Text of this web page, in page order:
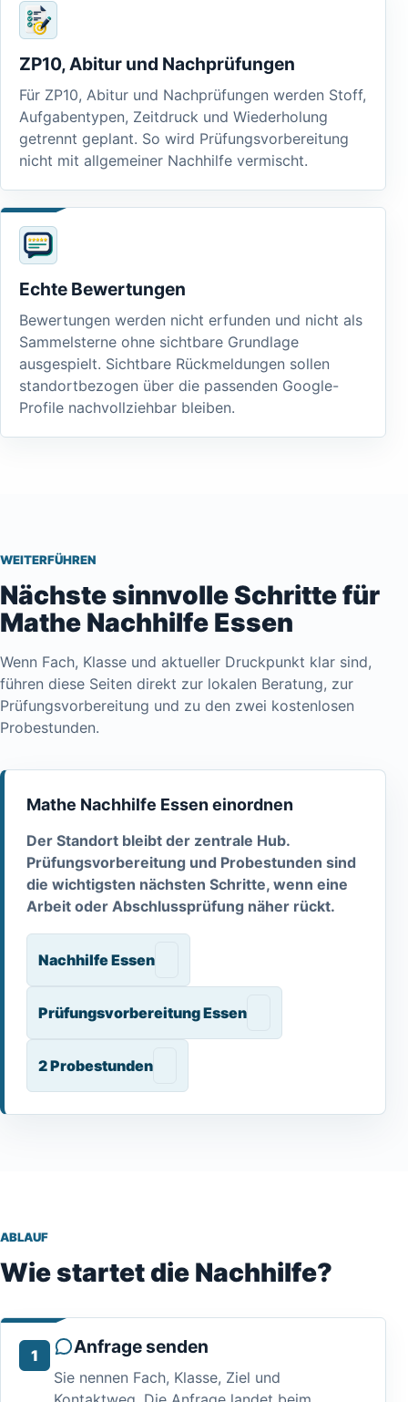
ZP10, Abitur und Nachprüfungen
Für ZP10, Abitur und Nachprüfungen werden Stoff,
Aufgabentypen, Zeitdruck und Wiederholung
getrennt geplant. So wird Prüfungsvorbereitung
nicht mit allgemeiner Nachhilfe vermischt.
Echte Bewertungen
Bewertungen werden nicht erfunden und nicht als
Sammelsterne ohne sichtbare Grundlage
ausgespielt. Sichtbare Rückmeldungen sollen
standortbezogen über die passenden Google-
Profile nachvollziehbar bleiben.
WEITERFÜHREN
Nächste sinnvolle Schritte für
Mathe Nachhilfe Essen
Wenn Fach, Klasse und aktueller Druckpunkt klar sind,
führen diese Seiten direkt zur lokalen Beratung, zur
Prüfungsvorbereitung und zu den zwei kostenlosen
Probestunden.
Mathe Nachhilfe Essen einordnen
Der Standort bleibt der zentrale Hub.
Prüfungsvorbereitung und Probestunden sind
die wichtigsten nächsten Schritte, wenn eine
Arbeit oder Abschlussprüfung näher rückt.
Nachhilfe Essen
Prüfungsvorbereitung Essen
2 Probestunden
ABLAUF
Wie startet die Nachhilfe?
Anfrage senden
Sie nennen Fach, Klasse, Ziel und